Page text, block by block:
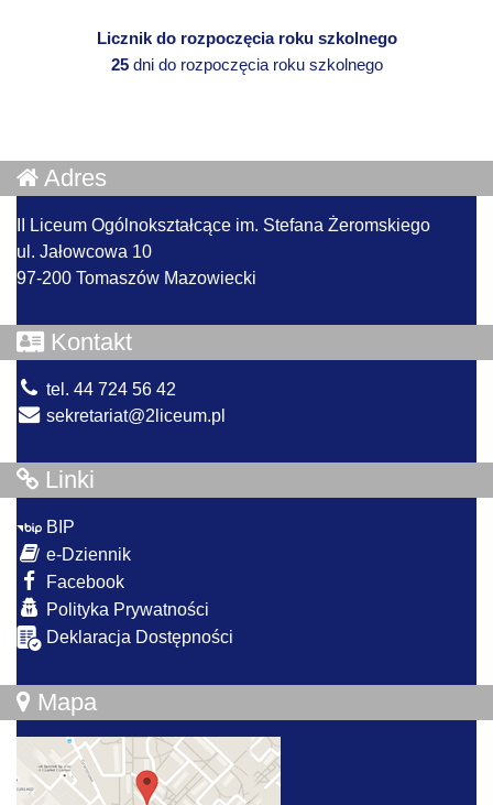
Licznik do rozpoczęcia roku szkolnego
25dni do rozpoczęcia roku szkolnego
Adres
II Liceum Ogólnokształcące im. Stefana Żeromskiego
ul. Jałowcowa 10
97-200 Tomaszów Mazowiecki
Kontakt
tel. 44 724 56 42
sekretariat@2liceum.pl
Linki
BIP
e-Dziennik
Facebook
Polityka Prywatności
Deklaracja Dostępności
Mapa